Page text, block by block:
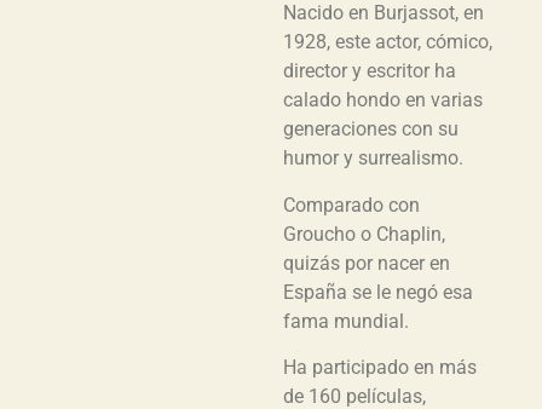
Nacido en Burjassot, en
1928, este actor, cómico,
director y escritor ha
calado hondo en varias
generaciones con su
humor y surrealismo.
Comparado con
Groucho o Chaplin,
quizás por nacer en
España se le negó esa
fama mundial.
Ha participado en más
de 160 películas,